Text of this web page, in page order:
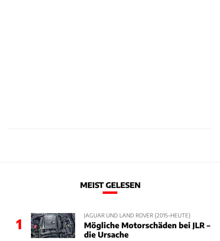
MEIST GELESEN
1
JAGUAR UND LAND ROVER (2015–HEUTE)
Mögliche Motorschäden bei JLR –
die Ursache